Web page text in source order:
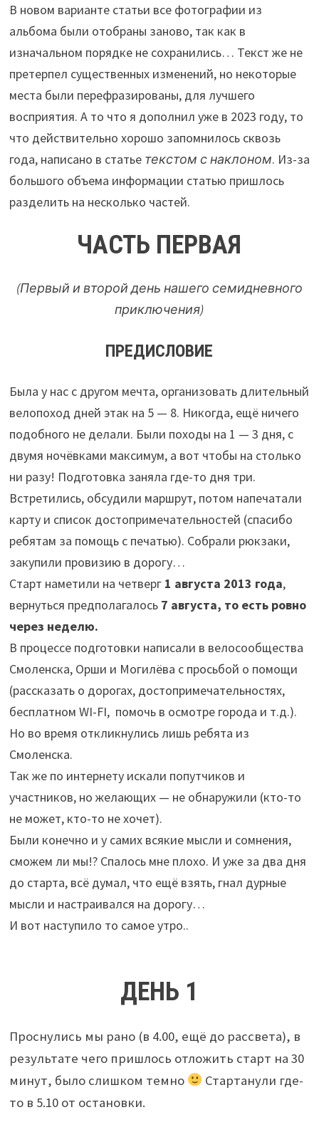
В новом варианте статьи все фотографии из
альбома были отобраны заново, так как в
изначальном порядке не сохранились… Текст же не
претерпел существенных изменений, но некоторые
места были перефразированы, для лучшего
восприятия. А то что я дополнил уже в 2023 году, то
что действительно хорошо запомнилось сквозь
года, написано в статьетекстом с наклоном. Из-за
большого объема информации статью пришлось
разделить на несколько частей.
ЧАСТЬ ПЕРВАЯ
(Первый и второй день нашего семидневного
приключения)
ПРЕДИСЛОВИЕ
Была у нас с другом мечта, организовать длительный
велопоход дней этак на 5 — 8. Никогда, ещё ничего
подобного не делали. Были походы на 1 — 3 дня, с
двумя ночёвками максимум, а вот чтобы на столько
ни разу! Подготовка заняла где-то дня три.
Встретились, обсудили маршрут, потом напечатали
карту и список достопримечательностей (спасибо
ребятам за помощь с печатью). Собрали рюкзаки,
закупили провизию в дорогу…
Старт наметили на четверг 1 августа 2013 года,
вернуться предполагалось 7 августа, то есть ровно
через неделю.
В процессе подготовки написали в велосообщества
Смоленска, Орши и Могилёва с просьбой о помощи
(рассказать о дорогах, достопримечательностях,
бесплатном WI-FI, помочь в осмотре города и т.д.).
Но во время откликнулись лишь ребята из
Смоленска.
Так же по интернету искали попутчиков и
участников, но желающих — не обнаружили (кто-то
не может, кто-то не хочет).
Были конечно и у самих всякие мысли и сомнения,
сможем ли мы!? Спалось мне плохо. И уже за два дня
до старта, всё думал, что ещё взять, гнал дурные
мысли и настраивался на дорогу…
И вот наступило то самое утро..
ДЕНЬ 1
Проснулись мы рано (в 4.00, ещё до рассвета), в
результате чего пришлось отложить старт на 30
минут, было слишком темно
Стартанули где-
то в 5.10 от остановки.